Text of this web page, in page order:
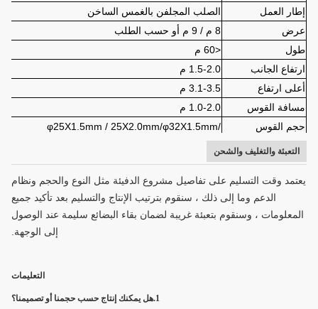
إطار العمل
الصلب المجلفن بالغمس الساخن
عرض
8 م / 9 م أو حسب الطلب
طول
<60 م
ارتفاع الجانب
1.5-2.0 م
أعلى ارتفاع
3.1-3.5 م
مسافة القوس
1.0-2.0 م
حجم القوس
φ25X1.5mm / 25X2.0mm/φ32X1.5mm/
φ48X1.5mm / φ60X1.5mm
التعبئة والتغليف والشحن
يعتمد وقت التسليم على تفاصيل مشروع الدفيئة مثل النوع والحجم ونظام
الدعم وما إلى ذلك ، سنقوم بترتيب الإنتاج والتسليم بعد تأكيد جميع
المعلومات ، وسنقوم بتعبئة غريبة لضمان بقاء البضائع سليمة عند الوصول
إلى الوجهة.
التعليمات
1. هل يمكنك إنتاج حسب حجمنا أو تصميمنا؟